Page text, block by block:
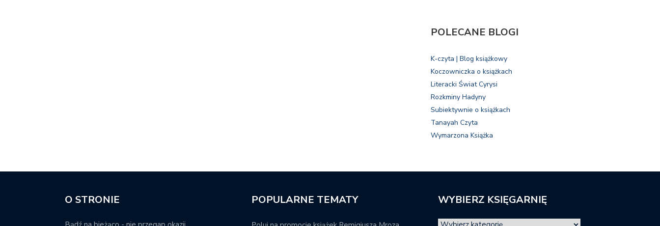
POLECANE BLOGI
K-czyta | Blog książkowy
Koczowniczka o książkach
Literacki Świat Cyrysi
Rozkminy Hadyny
Subiektywnie o książkach
Tanayah Czyta
Wymarzona Książka
O STRONIE POPULARNE TEMATY WYBIERZ KSIĘGARNIĘ